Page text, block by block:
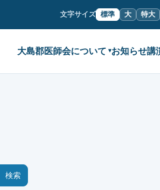
文字サイズ 標準 大 特大
大島郡医師会について ▾お知らせ講
検索